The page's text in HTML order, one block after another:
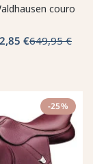
couro
€649,95 €
-25%